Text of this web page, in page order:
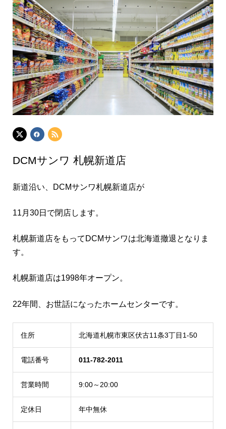
DCMサンワ 札幌新道店
新道沿い、DCMサンワ札幌新道店が
11月30日で閉店します。
札幌新道店をもってDCMサンワは北海道撤退となりま
す。
札幌新道店は1998年オープン。
22年間、お世話になったホームセンターです。
住所 北海道札幌市東区伏古11条3丁目1-50
電話番号 011-782-2011
営業時間 9:00～20:00
定休日 年中無休